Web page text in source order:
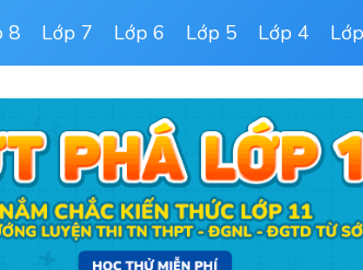
8 Lớp 7 Lớp 6 Lớp 5 Lớp 4